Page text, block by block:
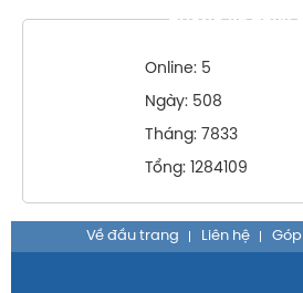
THỐNG KÊ TRUY
Online: 5
Ngày: 508
Tháng: 7833
Tổng: 1284109
Về đầu trang Liên hệ